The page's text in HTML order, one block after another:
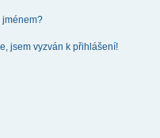
jménem?
jsem vyzván k přihlášení!